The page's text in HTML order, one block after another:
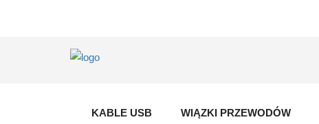
KABLE USB WIĄZKI PRZEWODÓW